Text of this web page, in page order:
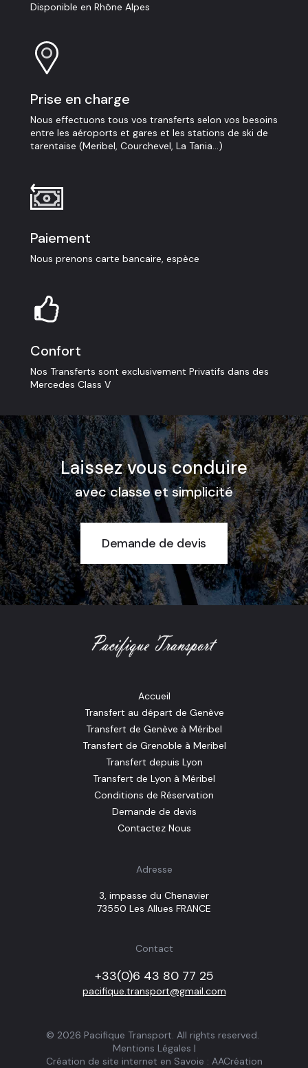
Disponible en Rhône Alpes
Prise en charge
Nous effectuons tous vos transferts selon vos besoins
entre les aéroports et gares et les stations de ski de
tarentaise (Meribel, Courchevel, La Tania...)
Paiement
Nous prenons carte bancaire, espèce
Confort
Nos Transferts sont exclusivement Privatifs dans des
Mercedes Class V
Laissez vous conduire
avec classe et simplicité
Demande de devis
Accueil
Transfert au départ de Genève
Transfert de Genève à Méribel
Transfert de Grenoble à Meribel
Transfert depuis Lyon
Transfert de Lyon à Méribel
Conditions de Réservation
Demande de devis
Contactez Nous
Adresse
3, impasse du Chenavier
73550 Les Allues FRANCE
Contact
+33(0)6 43 80 77 25
pacifique.transport@gmail.com
© 2026 Pacifique Transport. All rights reserved.
Mentions Légales |
Création de site internet en Savoie : AACréation